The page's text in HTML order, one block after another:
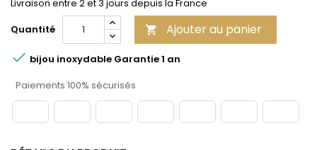
Livraison entre 2 et 3 jours depuis la France
Quantité
 Ajouter au panier
 bijou inoxydable Garantie 1 an
Paiements 100% sécurisés